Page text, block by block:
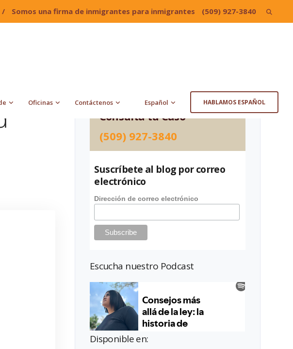
/ Somos una firma de inmigrantes para inmigrantes (509) 927-3840 Search
Oficinas Contáctenos Español HABLAMOS ESPAÑOL
Consulta tu Caso
(509) 927-3840
Suscríbete al blog por correo
electrónico
Dirección de correo electrónico
Escucha nuestro Podcast
Disponible en: